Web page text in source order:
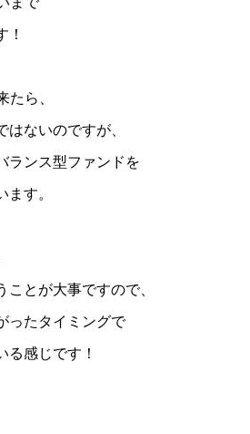
ら、
ないのですが、
ランス型ファンドを
す。
とが大事ですので、
ったタイミングで
る感じです！